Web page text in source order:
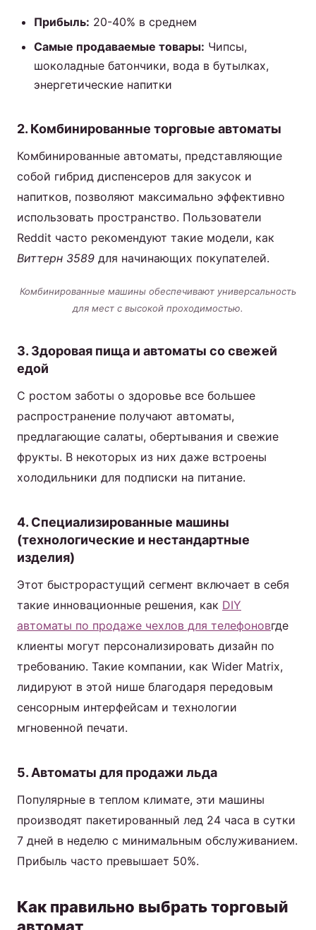
Прибыль: 20-40% в среднем
Самые продаваемые товары: Чипсы,
шоколадные батончики, вода в бутылках,
энергетические напитки
2. Комбинированные торговые автоматы
Комбинированные автоматы, представляющие
собой гибрид диспенсеров для закусок и
напитков, позволяют максимально эффективно
использовать пространство. Пользователи
Reddit часто рекомендуют такие модели, как
Виттерн 3589 для начинающих покупателей.
Комбинированные машины обеспечивают универсальность
для мест с высокой проходимостью.
3. Здоровая пища и автоматы со свежей
едой
С ростом заботы о здоровье все большее
распространение получают автоматы,
предлагающие салаты, обертывания и свежие
фрукты. В некоторых из них даже встроены
холодильники для подписки на питание.
4. Специализированные машины
(технологические и нестандартные
изделия)
Этот быстрорастущий сегмент включает в себя
такие инновационные решения, как DIY
автоматы по продаже чехлов для телефоновгде
клиенты могут персонализировать дизайн по
требованию. Такие компании, как Wider Matrix,
лидируют в этой нише благодаря передовым
сенсорным интерфейсам и технологии
мгновенной печати.
5. Автоматы для продажи льда
Популярные в теплом климате, эти машины
производят пакетированный лед 24 часа в сутки
7 дней в неделю с минимальным обслуживанием.
Прибыль часто превышает 50%.
Как правильно выбрать торговый